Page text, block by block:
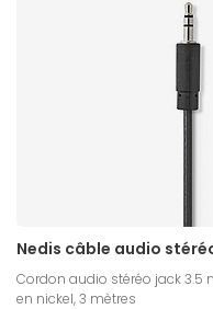
Nedis câble audio
Cordon audio stéréo jack
en nickel, 3 mètres